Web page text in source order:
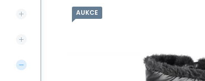
AUKCE